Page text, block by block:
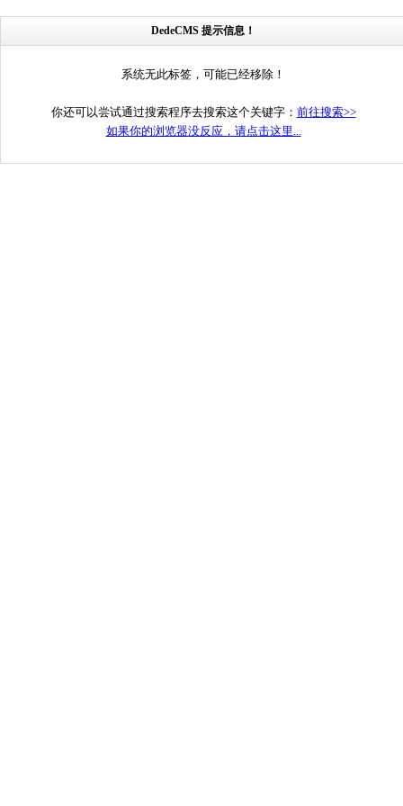
DedeCMS 提示信息！
系统无此标签，可能已经移除！
你还可以尝试通过搜索程序去搜索这个关键字： 前往搜索>>
如果你的浏览器没反应，请点击这里...